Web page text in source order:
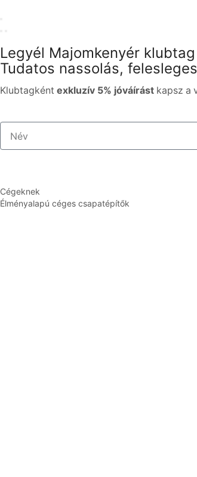
Legyél Majomkenyér klubtag
Tudatos nassolás,
Klubtagként exkluzív 5% jóváírást kapsz a
Cégeknek
Élményalapú céges csapatépítők